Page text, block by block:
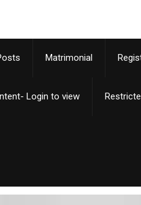
Matrimonial
Login to view